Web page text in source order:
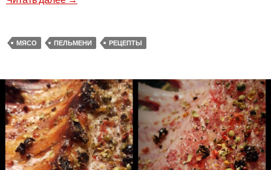
МЯСО ПЕЛЬМЕНИ РЕЦЕПТЫ